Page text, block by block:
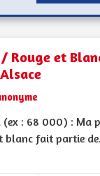
Rouge et
(ex : 68 000) : Ma
blanc fait partie